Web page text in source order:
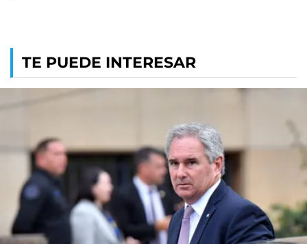
TE PUEDE INTERESAR